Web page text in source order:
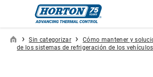
› Sin categorizar ›
Cómo mantener y
de los sistemas de refrigeración de los